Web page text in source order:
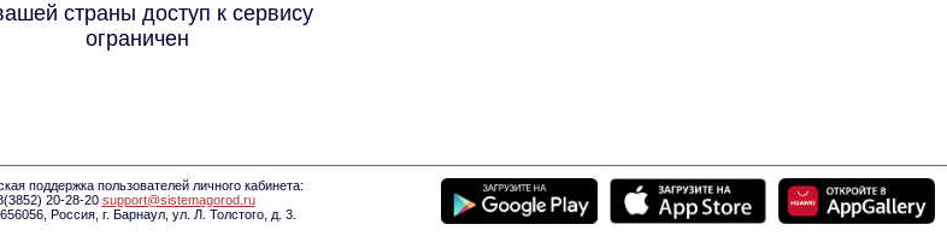
страны доступ к сервису
ограничен
поддержка пользователей личного кабинета:
20-28-20 support@sistemagorod.ru
Россия, г. Барнаул, ул. Л. Толстого, д. 3.